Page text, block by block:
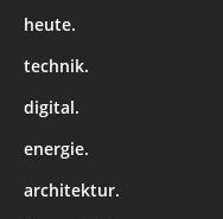
heute.
technik.
digital.
energie.
architektur.